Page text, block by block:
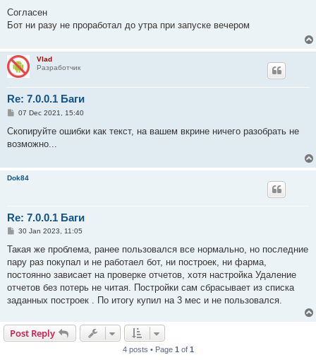
s
Согласен
Бот ни разу не проработал до утра при запуске вечером
Vlad
Разработчик
Re: 7.0.0.1 Баги
P
s
07 Dec 2021, 15:40
Скопируйте ошибки как текст, на вашем вкрине ничего разобрать не
возможно...
Dok84
Re: 7.0.0.1 Баги
P
s
30 Jan 2023, 11:05
Такая же проблема, ранее пользовался все нормально, но последние
пару раз покупал и не работаел бот, ни построек, ни фарма,
постоянно зависает на проверке отчетов, хотя настройка Удаление
отчетов без потерь не читая. Постройки сам сбрасывает из списка
заданных построек . По итогу купил на 3 мес и не пользовался.
Post Reply
4 posts • Page 1 of 1